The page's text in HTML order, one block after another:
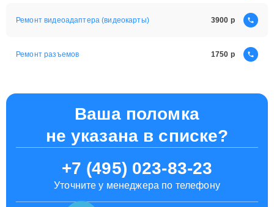
Ремонт видеоадаптера (видеокарты) 3900
Ремонт разъемов 1750
Ваша поломка
не указана в списке?
+7 (495) 023-83-23
Уточните у менеджера по телефону